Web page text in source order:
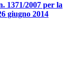
1371/2007 per la
giugno 2014